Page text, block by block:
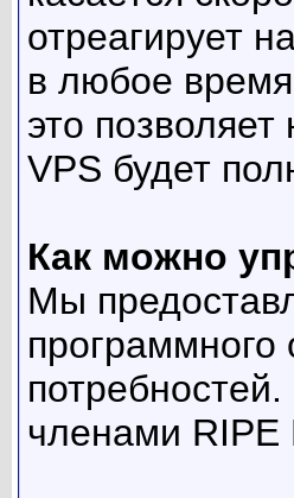
отреагирует
в любое
это
VPS будет
Как можно
Мы
программного
членами RIPE